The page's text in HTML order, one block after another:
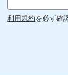
利用規約を必ず確